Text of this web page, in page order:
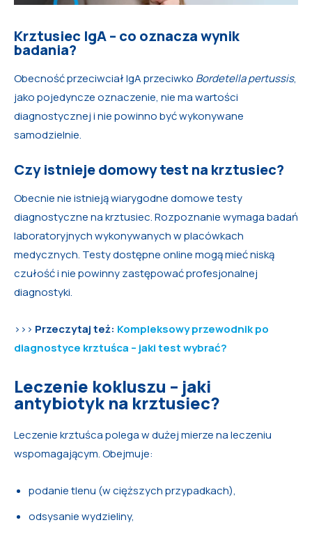
Krztusiec IgA – co oznacza wynik
badania?
Obecność przeciwciał IgA przeciwko Bordetella pertussis,
jako pojedyncze oznaczenie, nie ma wartości
diagnostycznej i nie powinno być wykonywane
samodzielnie.
Czy istnieje domowy test na krztusiec?
Obecnie nie istnieją wiarygodne domowe testy
diagnostyczne na krztusiec. Rozpoznanie wymaga badań
laboratoryjnych wykonywanych w placówkach
medycznych. Testy dostępne online mogą mieć niską
czułość i nie powinny zastępować profesjonalnej
diagnostyki.
>>> Przeczytaj też: Kompleksowy przewodnik po
diagnostyce krztuśca – jaki test wybrać?
Leczenie kokluszu – jaki
antybiotyk na krztusiec?
Leczenie krztuśca polega w dużej mierze na leczeniu
wspomagającym. Obejmuje:
podanie tlenu (w cięższych przypadkach),
odsysanie wydzieliny,